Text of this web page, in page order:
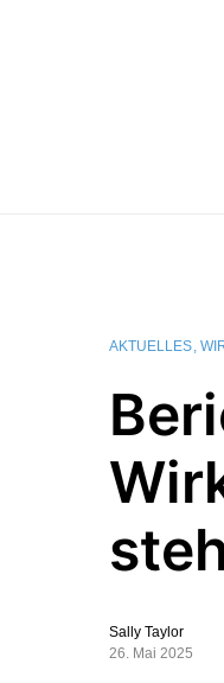
AKTUELLES
Sally Taylor
26. Mai 2025